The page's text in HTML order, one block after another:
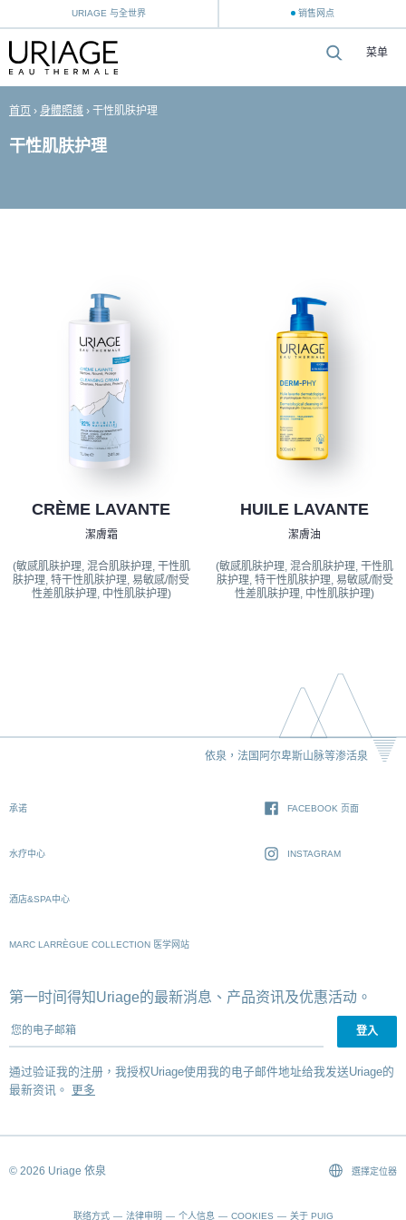
URIAGE 与全世界 销售网点
菜单
首页 › 身體照護 › 干性肌肤护理
干性肌肤护理
CRÈME LAVANTE
潔膚霜
(敏感肌肤护理, 混合肌肤护理, 干性肌
肤护理, 特干性肌肤护理, 易敏感/耐受
性差肌肤护理, 中性肌肤护理)
HUILE LAVANTE
潔膚油
(敏感肌肤护理, 混合肌肤护理, 干性肌
肤护理, 特干性肌肤护理, 易敏感/耐受
性差肌肤护理, 中性肌肤护理)
依泉，法国阿尔卑斯山脉等渗活泉
承诺
水疗中心
酒店&SPA中心
MARC LARRÈGUE COLLECTION 医学网站
FACEBOOK 页面
INSTAGRAM
第一时间得知Uriage的最新消息、产品资讯及优惠活动。
您的电子邮箱
通过验证我的注册，我授权Uriage使用我的电子邮件地址给我发送Uriage的
最新资讯。 更多
© 2026 Uriage 依泉
联络方式 法律申明 个人信息 COOKIES 关于 PUIG
選擇定位器